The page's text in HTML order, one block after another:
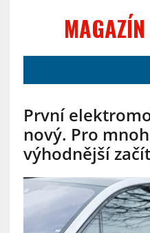
První
nový. Pro
výhodnější